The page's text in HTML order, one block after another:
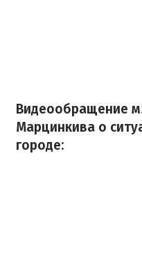
Видеообращение
Марцинкива о
городе: